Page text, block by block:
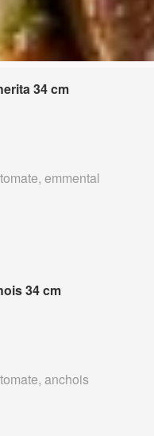
34 cm
emmental
34 cm
anchois